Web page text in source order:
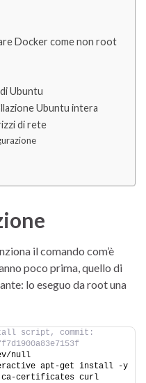
Docker come non root
Ubuntu
Ubuntu intera
di rete
il comando com’è
poco prima, quello di
lo eseguo da root una
script, commit:
null
apt-get install -y
ca-certificates curl